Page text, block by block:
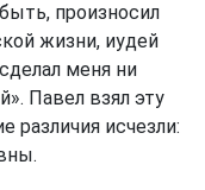
произносил
жизни, иудей
меня ни
Павел взял эту
различия исчезли: